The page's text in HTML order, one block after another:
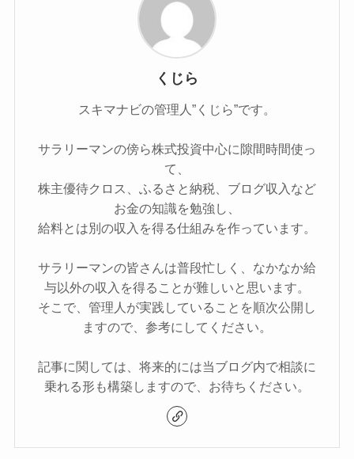
くじら
スキマナビの管理人”くじら”です。
サラリーマンの傍ら株式投資中心に隙間時間使っ
て、
株主優待クロス、ふるさと納税、ブログ収入など
お金の知識を勉強し、
給料とは別の収入を得る仕組みを作っています。
サラリーマンの皆さんは普段忙しく、なかなか給
与以外の収入を得ることが難しいと思います。
そこで、管理人が実践していることを順次公開し
ますので、参考にしてください。
記事に関しては、将来的には当ブログ内で相談に
乗れる形も構築しますので、お待ちください。